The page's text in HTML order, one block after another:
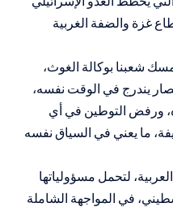
غزة والضفة الغربية
شعبنا بوكالة الغوث،
يندرج في الوقت نفسه،
ورفض التوطين في أي
ما يعني في السياق نفسه
لتحمل مسؤولياتها
في المواجهة الشاملة